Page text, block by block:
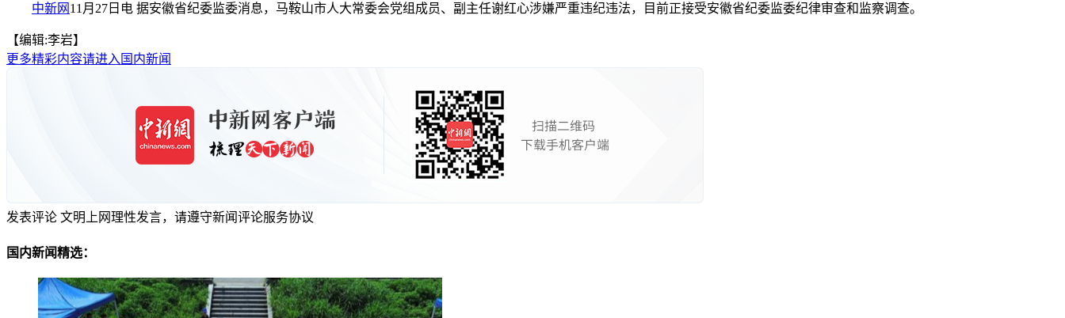
中新网 11月27日电 据安徽省纪委监委消息，马鞍山市人大常委会党组成员、副主任谢红心涉嫌严重违纪违法，目前正接受安徽省纪委监委纪律审查和监察调查。
【编辑:李岩】
更多精彩内容请进入国内新闻
发表评论 文明上网理性发言，请遵守新闻评论服务协议
国内新闻精选：